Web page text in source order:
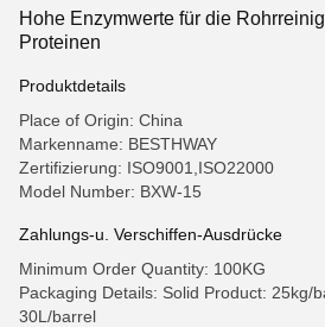
Hohe Enzymwerte für die
Proteinen
Produktdetails
Place of Origin: China
Markenname: BESTHWAY
Zertifizierung: ISO9001,ISO22000
Model Number: BXW-15
Zahlungs-u. Verschiffen-Ausdrücke
Minimum Order Quantity: 100KG
Packaging Details: Solid Product: 25kg/
30L/barrel